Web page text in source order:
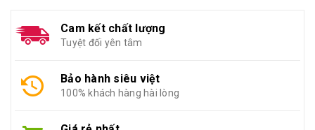
Cam kết chất lượng
Tuyệt đối yên tâm
Bảo hành siêu việt
100% khách hàng hài lòng